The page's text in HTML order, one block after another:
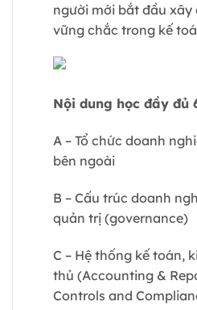
người mới bắt đầu xây
vững chắc trong kế
Nội dung học đầy đủ
A – Tổ chức doanh
bên ngoài
B – Cấu trúc doanh
quản trị (governance)
C – Hệ thống kế toán,
thủ (Accounting &
Controls and